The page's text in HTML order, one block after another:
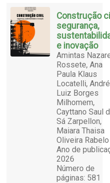
Construção
segurança,
e inovação
Amintas
Rossete, Ana
Paula Klaus
Locatelli, André
Luiz Borges
Milhomem,
Cayttano Saul
Sá Zarpellon,
Maiara Thaisa
Oliveira Rabelo
Ano de
2026
Número de
páginas: 581